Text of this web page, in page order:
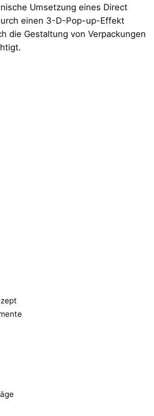
Umsetzung eines Direct
einen 3-D-Pop-up-Effekt
die Gestaltung von Verpackungen